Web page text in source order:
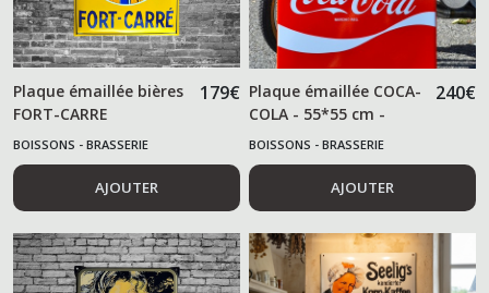
Plaque émaillée bières
FORT-CARRE
179€
BOISSONS - BRASSERIE
AJOUTER
Plaque émaillée COCA-
COLA - 55*55 cm -
240€
BOISSONS - BRASSERIE
AJOUTER